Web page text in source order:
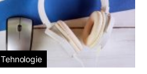
Tehnologie